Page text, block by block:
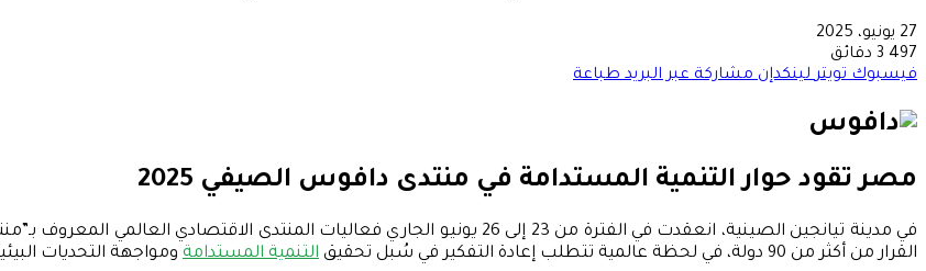
27 يونيو، 2025
497 3 دقائق
فيسبوك تويتر لينكدإن مشاركة عبر البريد طباعة
مصر تقود حوار التنمية المستدامة في منتدى دافوس الصيفي 2025
في مدينة تيانجين الصينية، انعقدت في الفترة من 23 إلى 26 يونيو الجاري فعاليات
القرار من أكثر من 90 دولة، في لحظة عالمية تتطلب إعادة التفكير في سُبل تحقيق
التنمية المستدامة ومواجهة التحديات